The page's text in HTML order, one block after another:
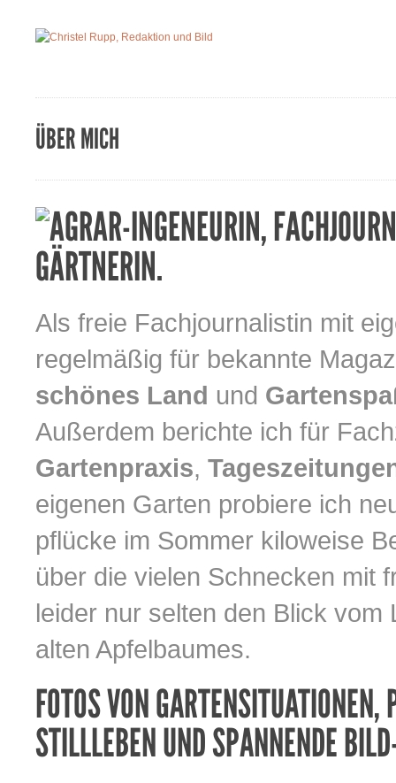
ÜBER MICH
AGRAR-INGENEURIN,
GÄRTNERIN.
Als freie Fachjournalistin mit
regelmäßig für bekannte
schönes Land und
Außerdem berichte ich für
Gartenpraxis,
eigenen Garten probiere ich
pflücke im Sommer kiloweise
über die vielen Schnecken mit
leider nur selten den Blick
alten Apfelbaumes.
FOTOS VON
STILLLEBEN UND SPANNENDE